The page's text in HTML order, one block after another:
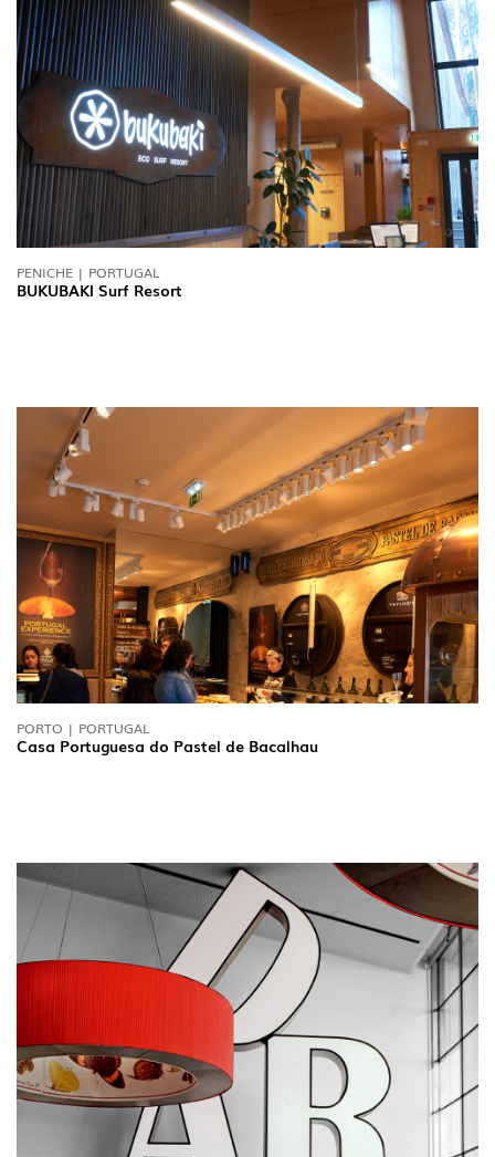
PENICHE | PORTUGAL
BUKUBAKI Surf Resort
PORTO | PORTUGAL
Casa Portuguesa do Pastel de Bacalhau